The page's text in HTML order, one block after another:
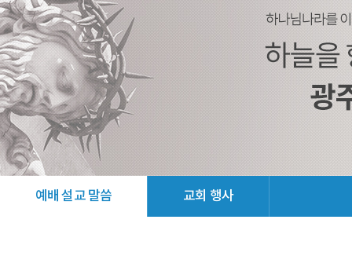
찾아오시는 길
교회소식
예배 설교 말씀 교회 행사